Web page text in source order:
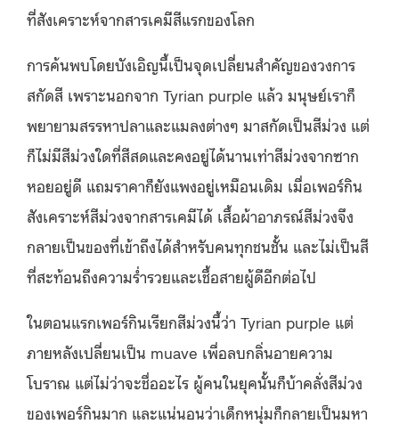
ที่สังเคราะห์จากสารเคมีสีแรกของโลก
การค้นพบโดยบังเอิญนี้เป็นจุดเปลี่ยนสำคัญของวงการ
สกัดสี เพราะนอกจาก Tyrian purple แล้ว มนุษย์เราก็
พยายามสรรหาปลาและแมลงต่างๆ มาสกัดเป็นสีม่วง แต่
ก็ไม่มีสีม่วงใดที่สีสดและคงอยู่ได้นานเท่าสีม่วงจากซาก
หอยอยู่ดี แถมราคาก็ยังแพงอยู่เหมือนเดิม เมื่อเพอร์กิน
สังเคราะห์สีม่วงจากสารเคมีได้ เสื้อผ้าอาภรณ์สีม่วงจึง
กลายเป็นของที่เข้าถึงได้สำหรับคนทุกชนชั้น และไม่เป็นสี
ที่สะท้อนถึงความร่ำรวยและเชื้อสายผู้ดีอีกต่อไป
ในตอนแรกเพอร์กินเรียกสีม่วงนี้ว่า Tyrian purple แต่
ภายหลังเปลี่ยนเป็น muave เพื่อลบกลิ่นอายความ
โบราณ แต่ไม่ว่าจะชื่ออะไร ผู้คนในยุคนั้นก็บ้าคลั่งสีม่วง
ของเพอร์กินมาก และแน่นอนว่าเด็กหนุ่มก็กลายเป็นมหา